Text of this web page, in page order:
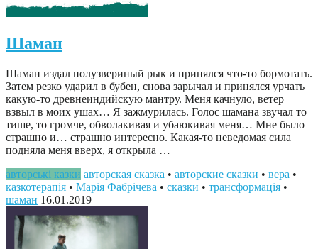
Шаман
Шаман издал полузвериный рык и принялся что-то бормотать.
Затем резко ударил в бубен, снова зарычал и принялся урчать
какую-то древнеиндийскую мантру. Меня качнуло, ветер
взвыл в моих ушах… Я зажмурилась. Голос шамана звучал то
тише, то громче, обволакивая и убаюкивая меня… Мне было
страшно и… страшно интересно. Какая-то неведомая сила
подняла меня вверх, я открыла …
авторські казки авторская сказка • авторские сказки • вера •
казкотерапія • Марія Фабрічева • сказки • трансформація •
шаман 16.01.2019